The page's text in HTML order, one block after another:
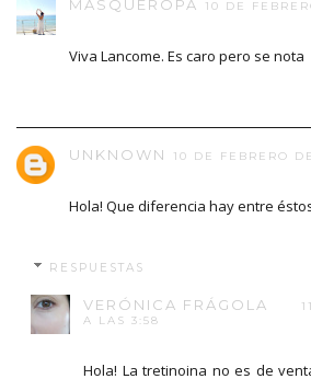
MÁSQUEROPA 10 DE
Viva Lancome. Es caro pero se nota
UNKNOWN 10 DE FEBRERO
Hola! Que diferencia hay entre
RESPUESTAS
VERÓNICA FRÁGOLA
A LAS 3:58
Hola! La tretinoina no es de